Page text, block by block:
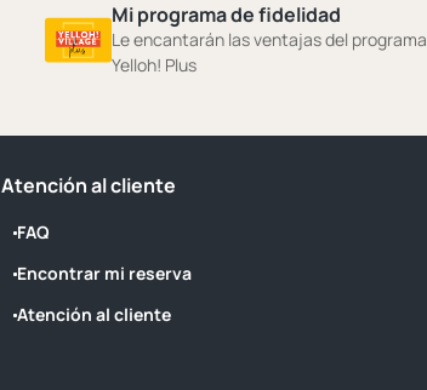
Mi programa de fidelidad
Le encantarán las ventajas del programa
Yelloh! Plus
Atención al cliente
FAQ
Encontrar mi reserva
Atención al cliente